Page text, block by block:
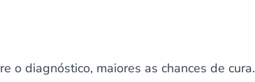
o diagnóstico, maiores as chances de cura.